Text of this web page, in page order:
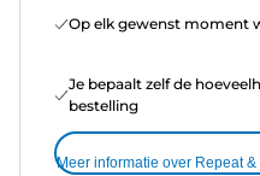
Op elk gewenst moment
Je bepaalt zelf de
bestelling
Meer informatie over Repeat &